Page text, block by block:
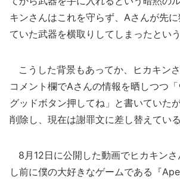
キンさんはこれを守らず、Aさんが先
ていた武器を横取りしてしまったという
こうした背景もあってか、ヒカキン
コメント欄でAさんの情報を晒しつつ「
グッドボタン押してね」と書いていた
削除し、現在は謝罪文に差し替えている
8月12日に公開した動画でヒカキン
し前に僕の大好きなゲームである『